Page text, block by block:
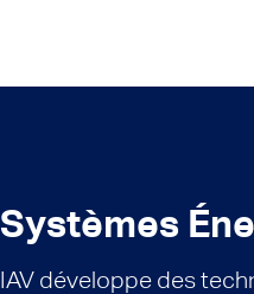
Systèmes
IAV développe des